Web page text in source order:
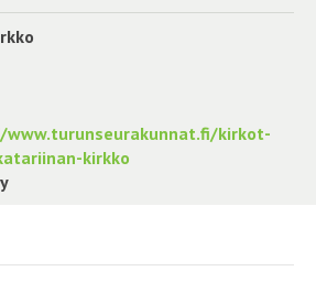
kirkot-
kirkko